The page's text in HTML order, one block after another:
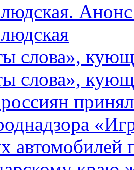
слова»,
слова»,
автомобилей